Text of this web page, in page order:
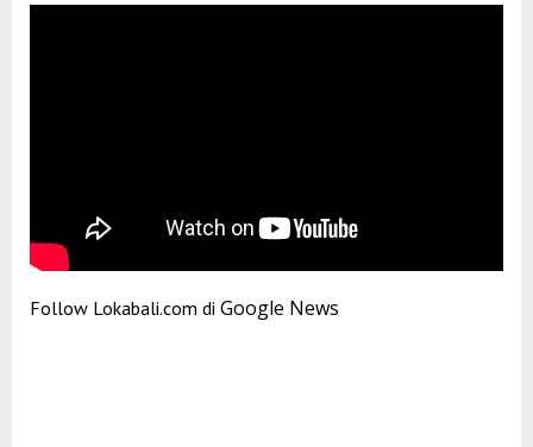
Follow Lokabali.com di Google News